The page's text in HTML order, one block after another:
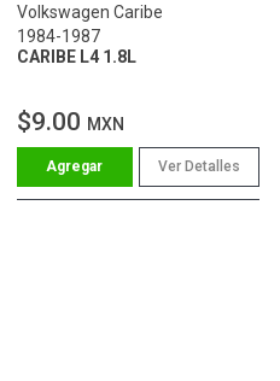
Volkswagen Caribe
1984-1987
CARIBE L4 1.8L
$9.00 MXN
Ver Detalles